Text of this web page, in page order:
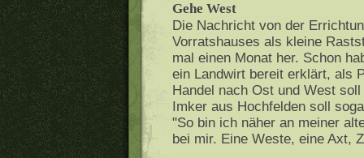
Gehe West
Die Nachricht von der
Vorratshauses als kleine
mal einen Monat her. Schon
ein Landwirt bereit erklärt, als
Handel nach Ost und West
Imker aus Hochfelden soll
"So bin ich näher an meiner
bei mir. Eine Weste, eine Axt,